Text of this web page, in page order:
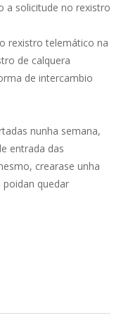
solicitude no rexistro
telemático na
de calquera
de intercambio
nunha semana,
entrada das
crearase unha
poidan quedar